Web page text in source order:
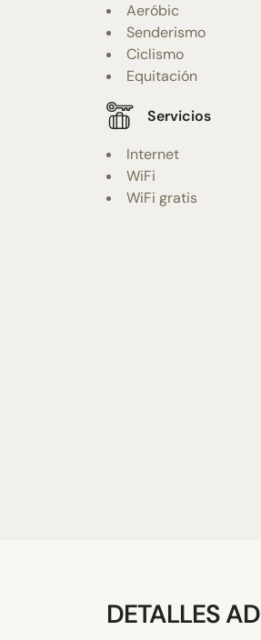
Aeróbic
Senderismo
Ciclismo
Equitación
Servicios
Internet
WiFi
WiFi gratis
DETALLES